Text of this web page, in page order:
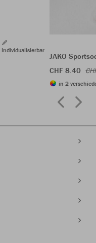
Individualisierbar
JAKO
CHF 8.40
in 2